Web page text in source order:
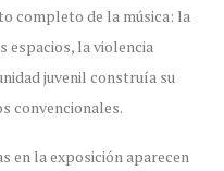
completo de la música: la
espacios, la violencia
juvenil construía su
convencionales.
en la exposición aparecen